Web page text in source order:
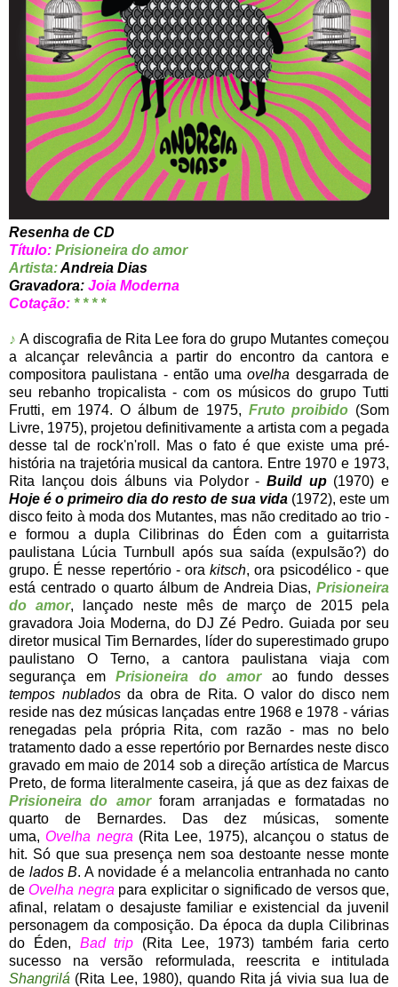
Resenha de CD
Título: Prisioneira do amor
Artista:Andreia Dias
Gravadora: Joia Moderna
Cotação: * * * *
♪ A discografia de Rita Lee fora do grupo Mutantes começou
a alcançar relevância a partir do encontro da cantora e
compositora paulistana - então umaovelha desgarrada de
seu rebanho tropicalista - com os músicos do grupo Tutti
Frutti, em 1974. O álbum de 1975, Fruto proibido (Som
Livre, 1975), projetou definitivamente a artista com a pegada
desse tal de rock'n'roll. Mas o fato é que existe uma pré-
história na trajetória musical da cantora. Entre 1970 e 1973,
Rita lançou dois álbuns via Polydor - Build up(1970) e
Hoje é o primeiro dia do resto de sua vida (1972), este um
disco feito à moda dos Mutantes, mas não creditado ao trio -
e formou a dupla Cilibrinas do Éden com a guitarrista
paulistana Lúcia Turnbull após sua saída (expulsão?) do
grupo. É nesse repertório - orakitsch, ora psicodélico - que
está centrado o quarto álbum de Andreia Dias, Prisioneira
do amor, lançado neste mês de março de 2015 pela
gravadora Joia Moderna, do DJ Zé Pedro. Guiada por seu
diretor musical Tim Bernardes, líder do superestimado grupo
paulistano O Terno, a cantora paulistana viaja com
segurança emPrisioneira do amorao fundo desses
tempos nubladosda obra de Rita. O valor do disco nem
reside nas dez músicas lançadas entre 1968 e 1978 - várias
renegadas pela própria Rita, com razão - mas no belo
tratamento dado a esse repertório por Bernardes neste disco
gravado em maio de 2014 sob a direção artística de Marcus
Preto, de forma literalmente caseira, já que as dez faixas de
Prisioneira do amorforam arranjadas e formatadas no
quarto de Bernardes. Das dez músicas, somente
uma,Ovelha negra (Rita Lee, 1975), alcançou o status de
hit. Só que sua presença nem soa destoante nesse monte
de lados B. A novidade é a melancolia entranhada no canto
deOvelha negra para explicitar o significado de versos que,
afinal, relatam o desajuste familiar e existencial da juvenil
personagem da composição. Da época da dupla Cilibrinas
do Éden, Bad trip (Rita Lee, 1973) também faria certo
sucesso na versão reformulada, reescrita e intitulada
Shangrilá (Rita Lee, 1980), quando Rita já vivia sua lua de